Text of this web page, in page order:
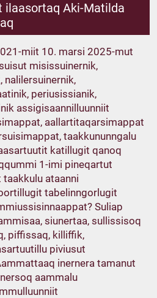
ilaasortaq Aki-Matilda
miit 10. marsi 2025-mut
misissuinernik,
nalilersuinernik,
periusissianik,
assigisaannilluunniit
aallartitaqarsimappat
taakkununngalu
katillugit qanoq
1-imi pineqartut
ataanni
tabelinngorlugit
Suliap
siunertaa, sullissisoq
piffissaq, killiffik,
piviusut
inernera tamanut
aammalu